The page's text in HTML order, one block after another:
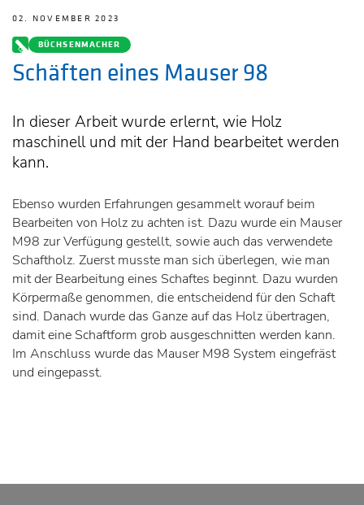
02. NOVEMBER 2023
BÜCHSENMACHER
Schäften eines Mauser 98
In dieser Arbeit wurde erlernt, wie Holz
maschinell und mit der Hand bearbeitet werden
kann.
Ebenso wurden Erfahrungen gesammelt worauf beim
Bearbeiten von Holz zu achten ist. Dazu wurde ein Mauser
M98 zur Verfügung gestellt, sowie auch das verwendete
Schaftholz. Zuerst musste man sich überlegen, wie man
mit der Bearbeitung eines Schaftes beginnt. Dazu wurden
Körpermaße genommen, die entscheidend für den Schaft
sind. Danach wurde das Ganze auf das Holz übertragen,
damit eine Schaftform grob ausgeschnitten werden kann.
Im Anschluss wurde das Mauser M98 System eingefräst
und eingepasst.